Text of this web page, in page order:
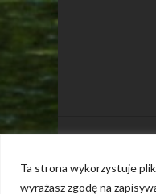
Ta strona wykorzystuje
wyrażasz zgodę na